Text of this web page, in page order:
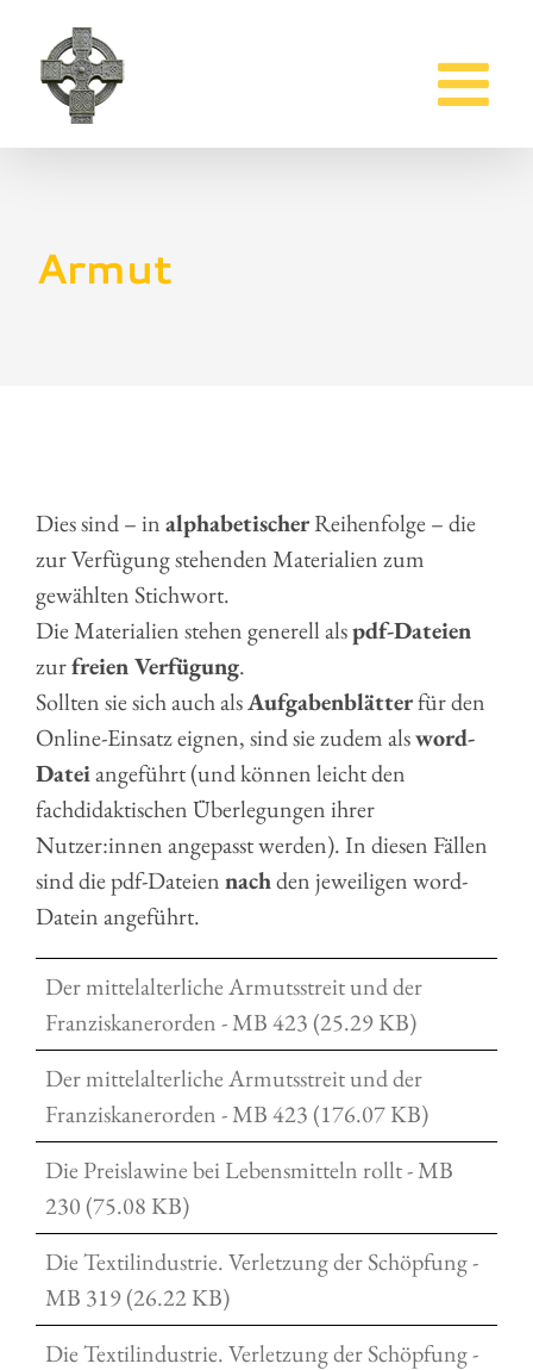
Inhalt
springen
Armut
Dies sind – inalphabetischerReihenfolge – die
zur Verfügung stehenden Materialien zum
gewählten Stichwort.
Die Materialien stehen generell alspdf-Dateien
zurfreien Verfügung.
Sollten sie sich auch alsAufgabenblätterfür den
Online-Einsatz eignen, sind sie zudem alsword-
Dateiangeführt (und können leicht den
fachdidaktischen Überlegungen ihrer
Nutzer:innen angepasst werden). In diesen Fällen
sind die pdf-Dateiennachden jeweiligen word-
Datein angeführt.
Der mittelalterliche Armutsstreit und der
Franziskanerorden - MB 423 (25.29 KB)
Der mittelalterliche Armutsstreit und der
Franziskanerorden - MB 423 (176.07 KB)
Die Preislawine bei Lebensmitteln rollt - MB
230 (75.08 KB)
Die Textilindustrie. Verletzung der Schöpfung -
MB 319 (26.22 KB)
Die Textilindustrie. Verletzung der Schöpfung -